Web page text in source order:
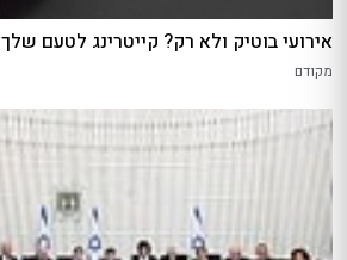
אירועי בוטיק ולא רק? קייטרינג לטעם שלך
מקודם